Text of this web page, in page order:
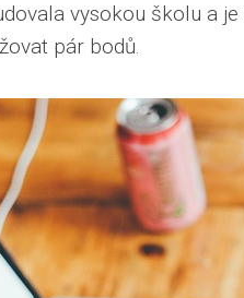
vysokou školu a
pár bodů.